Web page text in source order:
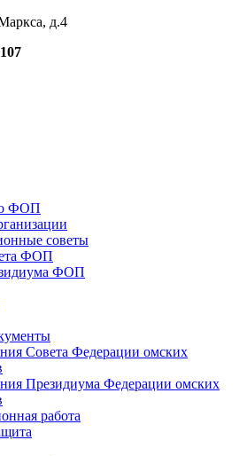
д.4
ФОП
советы
ФОП
ФОП
Совета Федерации омских
Президиума Федерации омских
работа